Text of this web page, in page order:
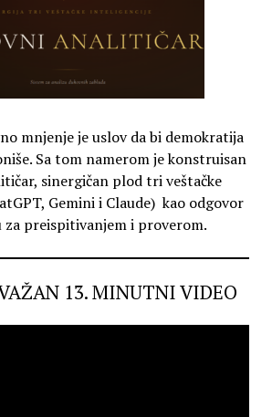
mnjenje je uslov da bi demokratija
Sa tom namerom je konstruisan
sinergičan plod tri veštačke
Gemini i Claude) kao odgovor
za preispitivanjem i proverom.
13. MINUTNI VIDEO